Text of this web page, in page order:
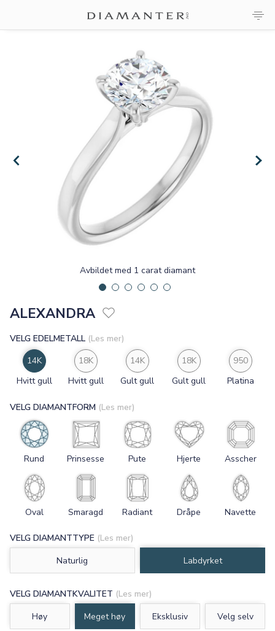
×
×
Avbildet med 1 carat diamant
ALEXANDRA
VELG DIAMANTTYPE (Les mer)
Naturlig
Labdyrket
VELG DIAMANTKVALITET (Les mer)
Høy
Meget høy Eksklusiv Velg selv
VELG EDELMETALL (Les mer)
14K
Hvitt gull
18K
Hvitt gull
14K
Gult gull
18K
Gult gull
950
Platina
VELG DIAMANTFORM (Les mer)
Rund Prinsesse Pute Hjerte Asscher
Oval Smaragd Radiant Dråpe Navette